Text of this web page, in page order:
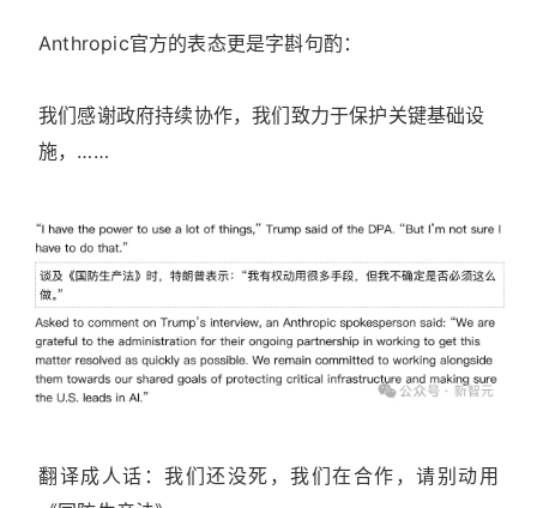
Anthropic官方的表态更是字斟句酌：
我们感谢政府持续协作，我们致力于保护关键基础设
施，……
翻译成人话：我们还没死，我们在合作，请别动用